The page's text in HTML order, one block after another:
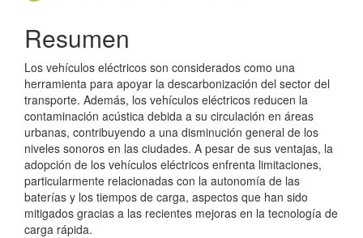
Resumen
Los vehículos eléctricos son considerados como una
herramienta para apoyar la descarbonización del sector del
transporte. Además, los vehículos eléctricos reducen la
contaminación acústica debida a su circulación en áreas
urbanas, contribuyendo a una disminución general de los
niveles sonoros en las ciudades. A pesar de sus ventajas, la
adopción de los vehículos eléctricos enfrenta limitaciones,
particularmente relacionadas con la autonomía de las
baterías y los tiempos de carga, aspectos que han sido
mitigados gracias a las recientes mejoras en la tecnología de
carga rápida.